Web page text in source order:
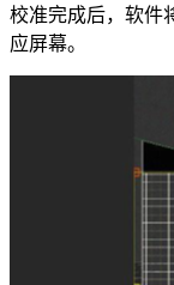
校准完成后，软件
应屏幕。